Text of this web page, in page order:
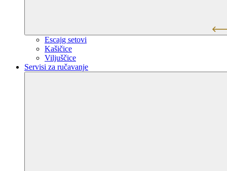
Escajg setovi
Kašičice
Viljuščice
Servisi za ručavanje